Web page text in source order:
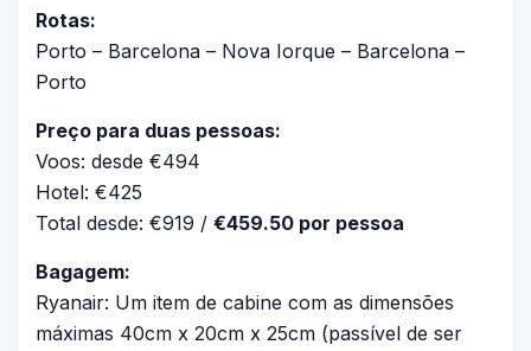
Rotas:
Porto – Barcelona – Nova Iorque – Barcelona –
Porto
Preço para duas pessoas:
Voos: desde €494
Hotel: €425
Total desde: €919 / €459.50 por pessoa
Bagagem:
Ryanair: Um item de cabine com as dimensões
máximas 40cm x 20cm x 25cm (passível de ser